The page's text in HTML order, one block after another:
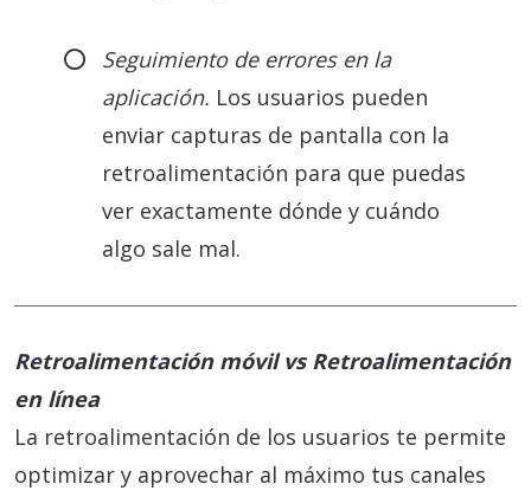
Seguimiento de errores en la
aplicación. Los usuarios pueden
enviar capturas de pantalla con la
retroalimentación para que puedas
ver exactamente dónde y cuándo
algo sale mal.
Retroalimentación móvil vs Retroalimentación
en línea
La retroalimentación de los usuarios te permite
optimizar y aprovechar al máximo tus canales